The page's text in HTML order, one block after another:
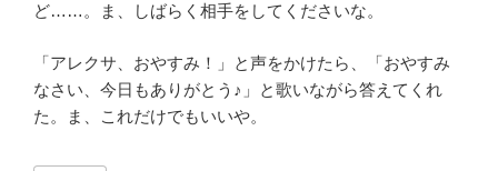
ど……。ま、しばらく相手をしてくださいな。
「アレクサ、おやすみ！」と声をかけたら、「おやすみ
なさい、今日もありがとう♪」と歌いながら答えてくれ
た。ま、これだけでもいいや。